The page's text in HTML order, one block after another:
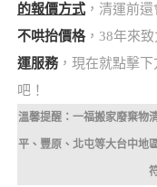
的報價方式，清運前還
不哄抬價格，38年來
運服務，現在就點擊
吧！
溫馨提醒：一福搬家廢棄物
平、豐原、北屯等大台中地